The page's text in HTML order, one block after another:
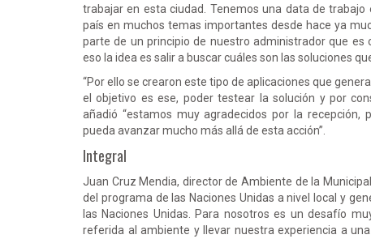
trabajar en esta ciudad. Tenemos una data de
país en muchos temas importantes desde hace ya
parte de un principio de nuestro administrador que es
eso la idea es salir a buscar cuáles son las soluciones
“Por ello se crearon este tipo de aplicaciones que
el objetivo es ese, poder testear la solución y por
añadió “estamos muy agradecidos por la
pueda avanzar mucho más allá de esta acción”.
Integral
Juan Cruz Mendia, director de Ambiente de la
del programa de las Naciones Unidas a nivel local y
las Naciones Unidas. Para nosotros es un desafío
referida al ambiente y llevar nuestra experiencia a